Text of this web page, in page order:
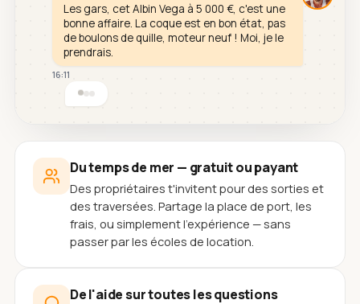
Les gars, cet Albin Vega à 5 000 €, c'est une
bonne affaire. La coque est en bon état, pas
de boulons de quille, moteur neuf ! Moi, je le
prendrais.
16:11
Du temps de mer — gratuit ou payant
Des propriétaires t'invitent pour des sorties et
des traversées. Partage la place de port, les
frais, ou simplement l'expérience — sans
passer par les écoles de location.
De l'aide sur toutes les questions